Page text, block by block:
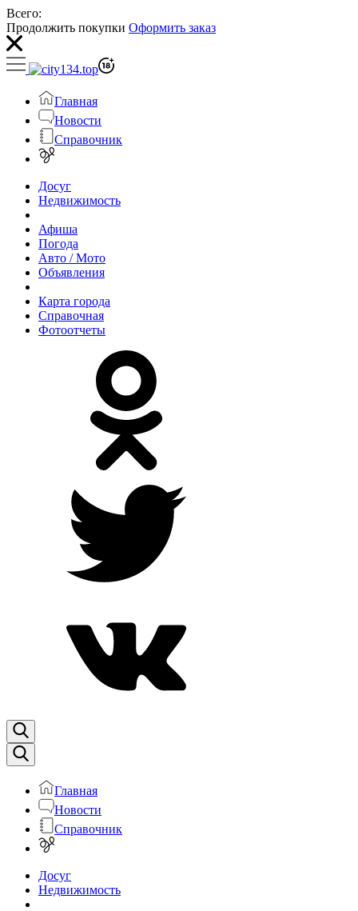
Всего:
Продолжить покупки Оформить заказ
Главная
Новости
Справочник
Досуг
Недвижимость
Афиша
Погода
Авто / Мото
Объявления
Карта города
Справочная
Фотоотчеты
Главная
Новости
Справочник
Досуг
Недвижимость